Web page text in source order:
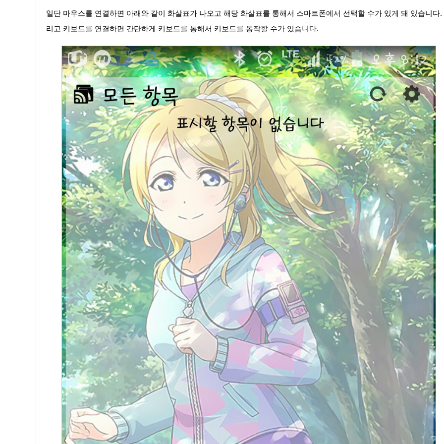
일단 마우스를 연결하면 아래와 같이 화살표가 나오고 해당 화살표를 통해서 스마트폰에서 선택할 수가 있게 돼 있습니다.
리고 키보드를 연결하면 간단하게 키보드를 통해서 키보드를 동작할 수가 있습니다.